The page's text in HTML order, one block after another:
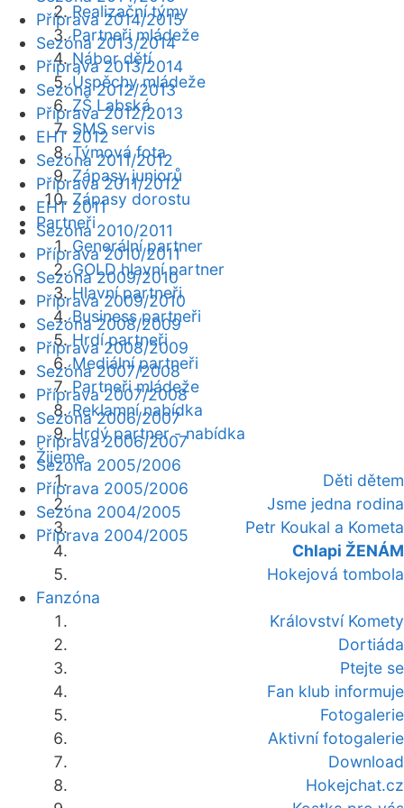
Realizační týmy
Partneři mládeže
Nábor dětí
Úspěchy mládeže
ZŠ Labská
SMS servis
Týmová fota
Zápasy juniorů
Zápasy dorostu
Partneři
Generální partner
GOLD hlavní partner
Hlavní partneři
Business partneři
Hrdí partneři
Mediální partneři
Partneři mládeže
Reklamní nabídka
Hrdý partner - nabídka
Žijeme
Děti dětem
Jsme jedna rodina
Petr Koukal a Kometa
Chlapi ŽENÁM
Hokejová tombola
Fanzóna
Království Komety
Dortiáda
Ptejte se
Fan klub informuje
Fotogalerie
Aktivní fotogalerie
Download
Hokejchat.cz
Příprava 2014/2015
Sezóna 2013/2014
Příprava 2013/2014
Sezóna 2012/2013
Příprava 2012/2013
EHT 2012
Sezóna 2011/2012
Příprava 2011/2012
EHT 2011
Sezóna 2010/2011
Příprava 2010/2011
Sezóna 2009/2010
Příprava 2009/2010
Sezóna 2008/2009
Příprava 2008/2009
Sezóna 2007/2008
Příprava 2007/2008
Sezóna 2006/2007
Příprava 2006/2007
Sezóna 2005/2006
Příprava 2005/2006
Sezóna 2004/2005
Příprava 2004/2005